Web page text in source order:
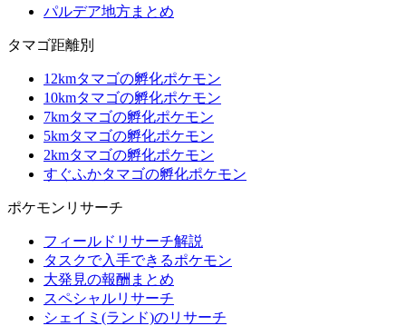
パルデア地方まとめ
タマゴ距離別
12kmタマゴの孵化ポケモン
10kmタマゴの孵化ポケモン
7kmタマゴの孵化ポケモン
5kmタマゴの孵化ポケモン
2kmタマゴの孵化ポケモン
すぐふかタマゴの孵化ポケモン
ポケモンリサーチ
フィールドリサーチ解説
タスクで入手できるポケモン
大発見の報酬まとめ
スペシャルリサーチ
シェイミ(ランド)のリサーチ